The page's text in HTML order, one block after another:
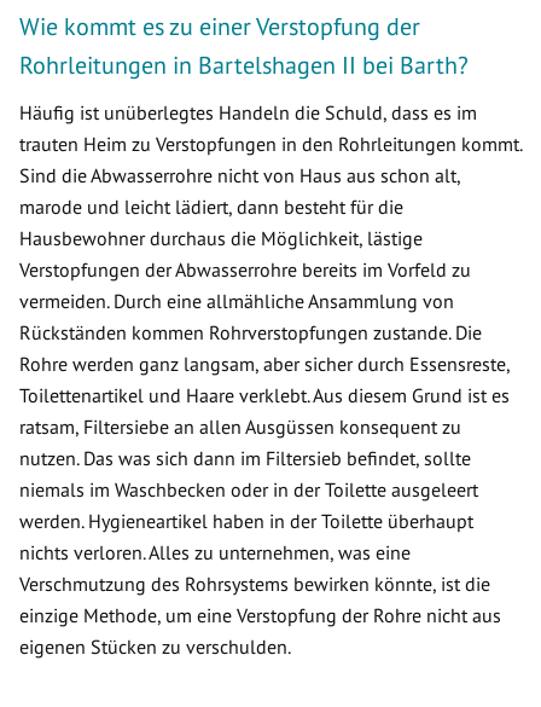
Wie kommt es zu einer Verstopfung der
Rohrleitungen in Bartelshagen II bei Barth?
Häufig ist unüberlegtes Handeln die Schuld, dass es im
trauten Heim zu Verstopfungen in den Rohrleitungen kommt.
Sind die Abwasserrohre nicht von Haus aus schon alt,
marode und leicht lädiert, dann besteht für die
Hausbewohner durchaus die Möglichkeit, lästige
Verstopfungen der Abwasserrohre bereits im Vorfeld zu
vermeiden. Durch eine allmähliche Ansammlung von
Rückständen kommen Rohrverstopfungen zustande. Die
Rohre werden ganz langsam, aber sicher durch Essensreste,
Toilettenartikel und Haare verklebt. Aus diesem Grund ist es
ratsam, Filtersiebe an allen Ausgüssen konsequent zu
nutzen. Das was sich dann im Filtersieb befindet, sollte
niemals im Waschbecken oder in der Toilette ausgeleert
werden. Hygieneartikel haben in der Toilette überhaupt
nichts verloren. Alles zu unternehmen, was eine
Verschmutzung des Rohrsystems bewirken könnte, ist die
einzige Methode, um eine Verstopfung der Rohre nicht aus
eigenen Stücken zu verschulden.